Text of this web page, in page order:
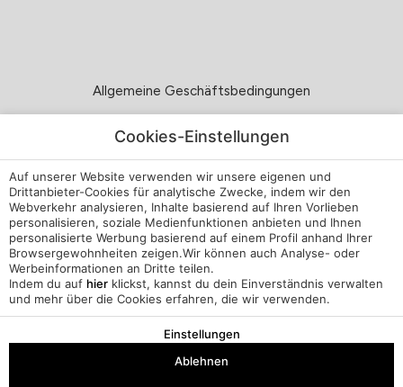
Allgemeine Geschäftsbedingungen
Datenschutzerklärung
Cookie-Richtlinien
Livro de reclamações
RAL
Cookies-Einstellungen
Auf unserer Website verwenden wir unsere eigenen und
Drittanbieter-Cookies für analytische Zwecke, indem wir den
Webverkehr analysieren, Inhalte basierend auf Ihren Vorlieben
personalisieren, soziale Medienfunktionen anbieten und Ihnen
personalisierte Werbung basierend auf einem Profil anhand Ihrer
Browsergewohnheiten zeigen.Wir können auch Analyse- oder
Werbeinformationen an Dritte teilen.
Indem du auf hier klickst, kannst du dein Einverständnis verwalten
und mehr über die Cookies erfahren, die wir verwenden.
Einstellungen
Ablehnen